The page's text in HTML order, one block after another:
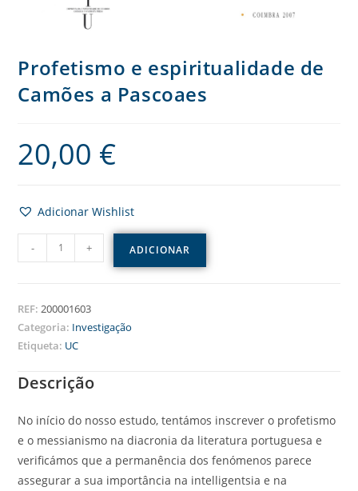
Profetismo e espiritualidade de
Camões a Pascoaes
20,00 €
Adicionar Wishlist
- + ADICIONAR
REF:200001603
Categoria: Investigação
Etiqueta: UC
Descrição
No início do nosso estudo, tentámos inscrever o profetismo
e o messianismo na diacronia da literatura portuguesa e
verificámos que a permanência dos fenómenos parece
assegurar a sua importância na intelligentsia e na